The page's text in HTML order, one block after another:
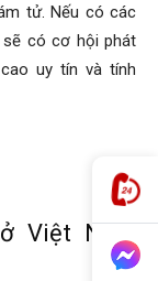
tử. Nếu có các
sẽ có cơ hội phát
uy tín và tính
Việt Nam